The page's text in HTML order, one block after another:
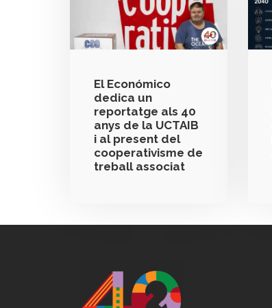
El Económico
dedica un
reportatge als 40
anys de la UCTAIB
i al present del
cooperativisme de
treball associat